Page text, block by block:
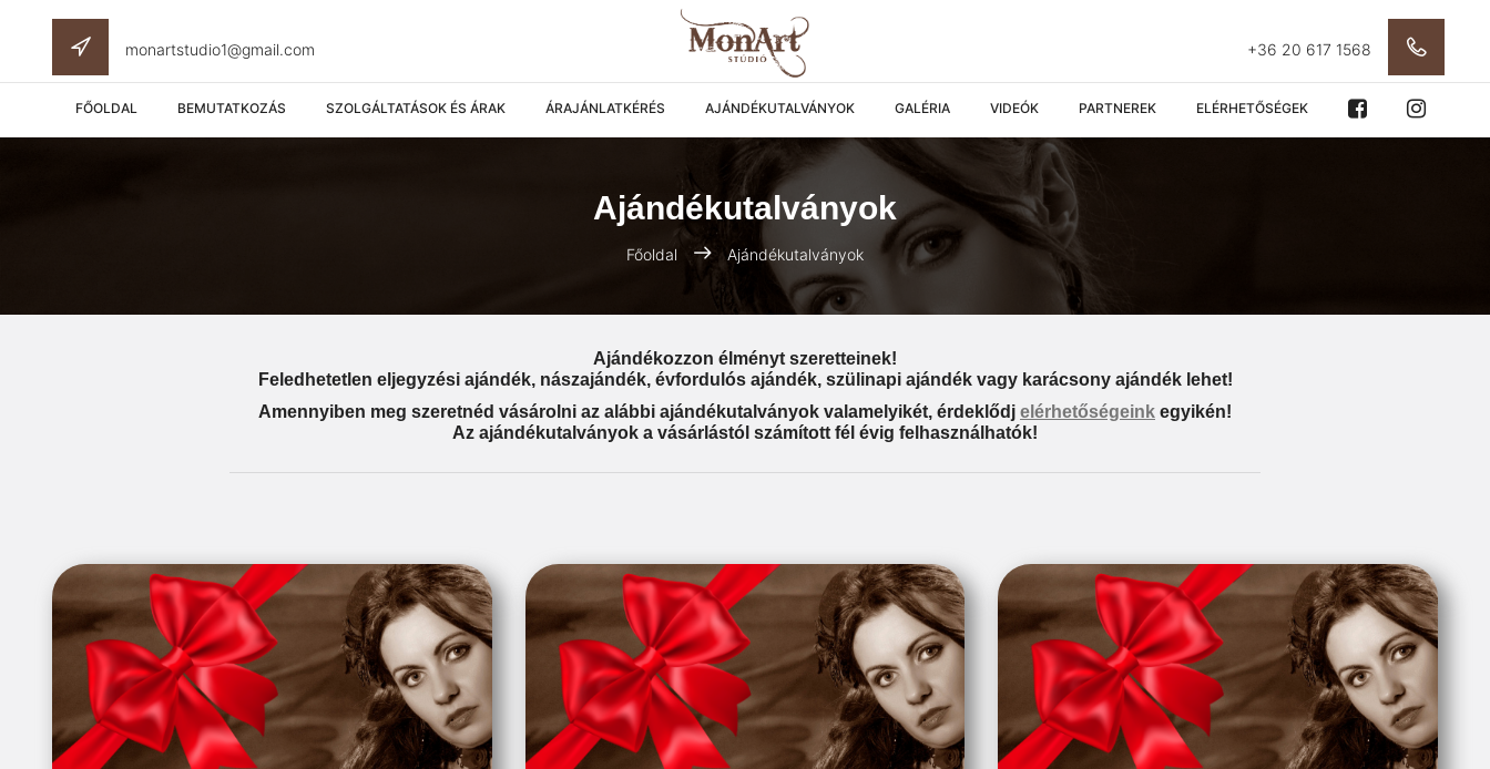
monartstudio1@gmail.com +36 20 617 1568
FŐOLDAL BEMUTATKOZÁS SZOLGÁLTATÁSOK ÉS ÁRAK ÁRAJÁNLATKÉRÉS AJÁNDÉKUTALVÁNYOK GALÉRIA VIDEÓK PARTNEREK ELÉRHETŐSÉGEK
Ajándékutalványok
Főoldal Ajándékutalványok
Ajándékozzon élményt szeretteinek!
Feledhetetlen eljegyzési ajándék, nászajándék, évfordulós ajándék, szülinapi ajándék vagy karácsony ajándék lehet!
Amennyiben meg szeretnéd vásárolni az alábbi ajándékutalványok valamelyikét, érdeklődj elérhetőségeink egyikén!
Az ajándékutalványok a vásárlástól számított fél évig felhasználhatók!